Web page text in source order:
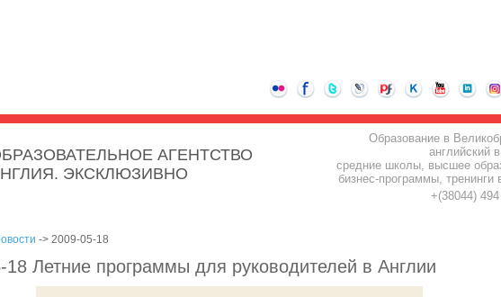
АГЕНТСТВО
ЭКСКЛЮЗИВНО
Образование в
английский
средние школы, высшее
бизнес-программы, тренинги
+(38044)
-> 2009-05-18
18 Летние программы для руководителей в Англии